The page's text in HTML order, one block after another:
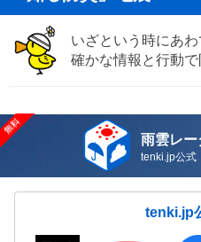
いざという時にあ
確かな情報と行動
雨雲レー
tenki.jp公
tenki.jp